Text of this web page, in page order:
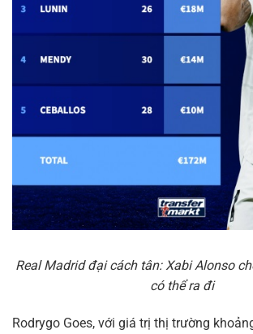
Real Madrid đại cách tân: Xabi Alonso
có thể ra đi
Rodrygo Goes, với giá trị thị trường